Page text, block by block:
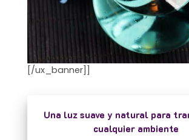
[/ux_banner]]
Una luz suave y natural para
cualquier ambiente